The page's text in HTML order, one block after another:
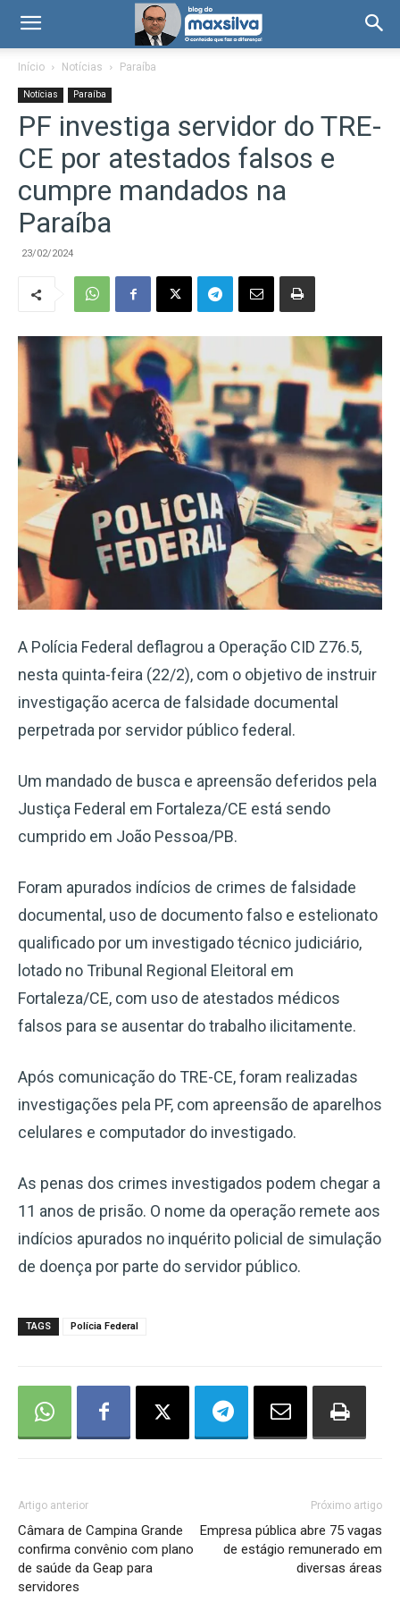
Início Notícias Paraíba
Notícias Paraíba
PF investiga servidor do TRE-
CE por atestados falsos e
cumpre mandados na
Paraíba
23/02/2024
A Polícia Federal deflagrou a Operação CID Z76.5,
nesta quinta-feira (22/2), com o objetivo de instruir
investigação acerca de falsidade documental
perpetrada por servidor público federal.
Um mandado de busca e apreensão deferidos pela
Justiça Federal em Fortaleza/CE está sendo
cumprido em João Pessoa/PB.
Foram apurados indícios de crimes de falsidade
documental, uso de documento falso e estelionato
qualificado por um investigado técnico judiciário,
lotado no Tribunal Regional Eleitoral em
Fortaleza/CE, com uso de atestados médicos
falsos para se ausentar do trabalho ilicitamente.
Após comunicação do TRE-CE, foram realizadas
investigações pela PF, com apreensão de aparelhos
celulares e computador do investigado.
As penas dos crimes investigados podem chegar a
11 anos de prisão. O nome da operação remete aos
indícios apurados no inquérito policial de simulação
de doença por parte do servidor público.
TAGS Polícia Federal
Artigo anterior
Câmara de Campina Grande
confirma convênio com plano
de saúde da Geap para
servidores
Próximo artigo
Empresa pública abre 75 vagas
de estágio remunerado em
diversas áreas